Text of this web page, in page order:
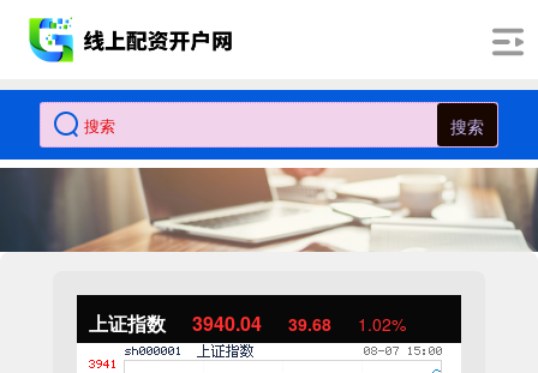
搜索
上证指数 3940.04 39.68 1.02%